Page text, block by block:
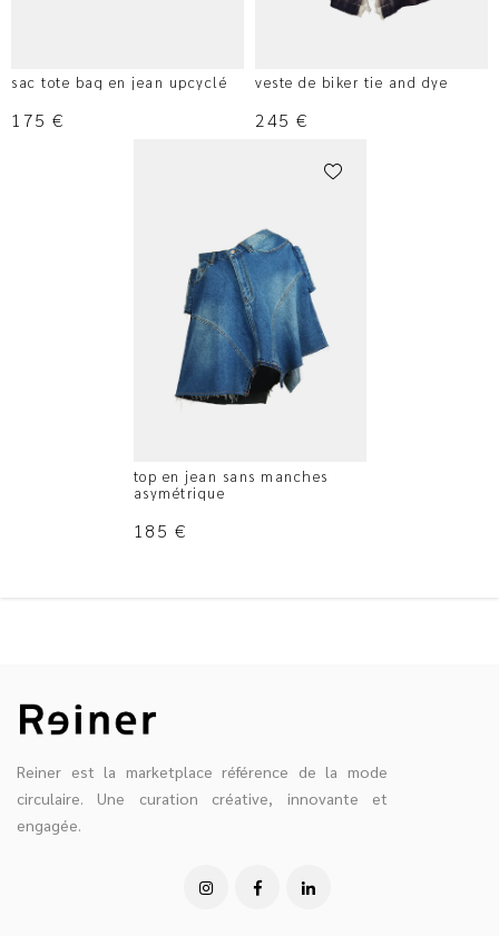
sac tote bag en jean upcyclé
175 €
veste de biker tie and dye
245 €
top en jean sans manches
asymétrique
185 €
Reiner est la marketplace référence de la mode
circulaire. Une curation créative, innovante et
engagée.